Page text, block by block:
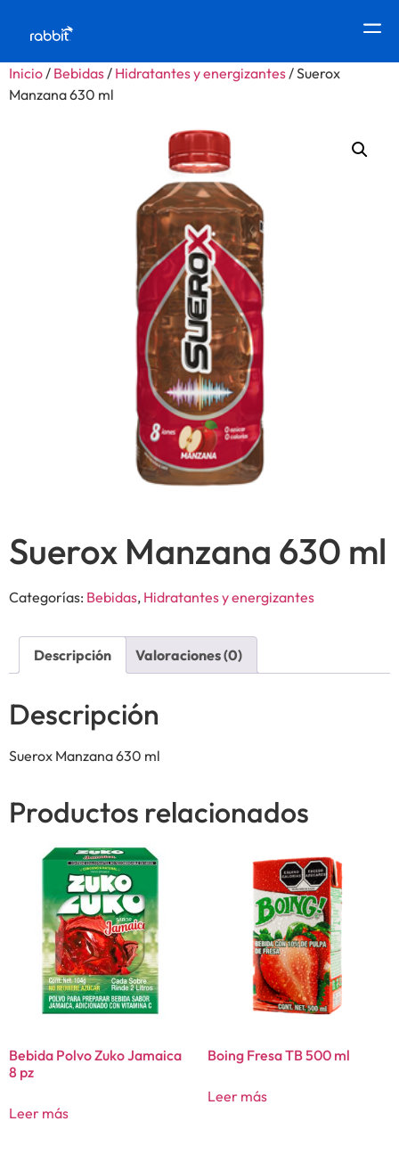
Inicio/ Bebidas/ Hidratantes y energizantes/ Suerox
Manzana 630 ml
Suerox Manzana 630 ml
Categorías: Bebidas, Hidratantes y energizantes
Descripción Valoraciones (0)
Descripción
Suerox Manzana 630 ml
Productos relacionados
Bebida Polvo Zuko Jamaica
8 pz
Leer más
Boing Fresa TB 500 ml
Leer más